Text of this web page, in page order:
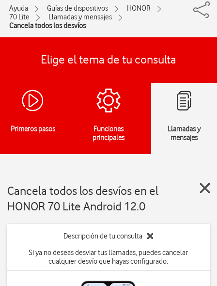
Ayuda Guías de dispositivos
HONOR
70 Lite
Llamadas y mensajes
Cancela todos los desvíos
Elige el tema de tu consulta
Primeros pasos
Funciones
principales
Llamadas y
mensajes
Cancela todos los desvíos en el
HONOR 70 Lite Android 12.0
Descripción de tu consulta
Si ya no deseas desviar tus llamadas, puedes cancelar
cualquier desvío que hayas configurado.